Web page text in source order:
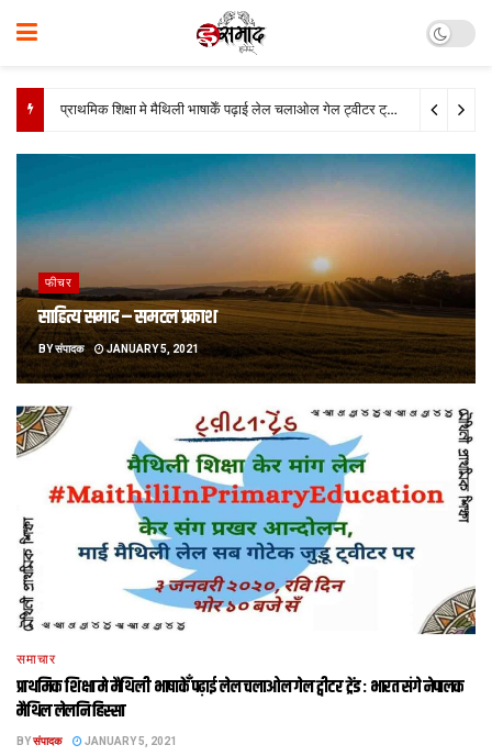
सात जिला मे बनत बहुउद्देशीय इंडोर स्‍टेडि‍यम, सिंथेटिक एथलेटिक ट्रेक आ स्विमिंग पुल, केंद्र देलक 50 करोड़
फीचर
साहित्य समाद – समटल प्रकाश
BYसंपादक JANUARY 5, 2021
समाचार
प्राथमिक शि‍क्षा मे मैथि‍ली भाषाकेँ पढ़ाई लेल चलाओल गेल ट्वीटर ट्रेंड : भारत संगे नेपालक
मैथिल लेलनि हिस्सा
BYसंपादक JANUARY 5, 2021